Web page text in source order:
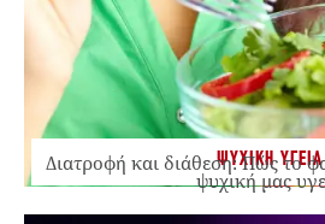
ΨΥΧΙΚΗ ΥΓΕΙΑ
Διατροφή και διάθεση: Πώς το
ψυχική μας